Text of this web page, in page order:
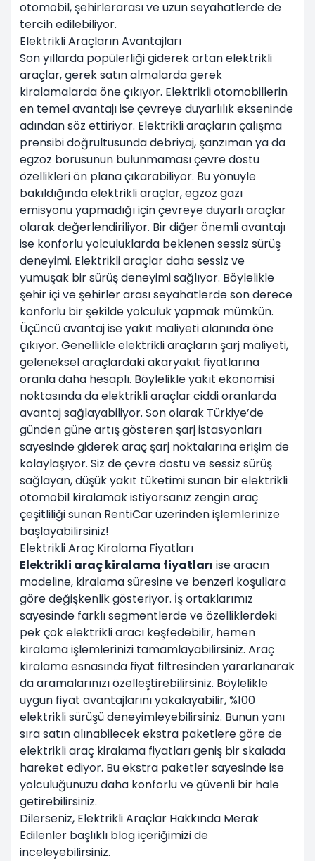
otomobil, şehirlerarası ve uzun seyahatlerde de
tercih edilebiliyor.
Elektrikli Araçların Avantajları
Son yıllarda popülerliği giderek artan elektrikli
araçlar, gerek satın almalarda gerek
kiralamalarda öne çıkıyor. Elektrikli otomobillerin
en temel avantajı ise çevreye duyarlılık ekseninde
adından söz ettiriyor. Elektrikli araçların çalışma
prensibi doğrultusunda debriyaj, şanzıman ya da
egzoz borusunun bulunmaması çevre dostu
özellikleri ön plana çıkarabiliyor. Bu yönüyle
bakıldığında elektrikli araçlar, egzoz gazı
emisyonu yapmadığı için çevreye duyarlı araçlar
olarak değerlendiriliyor. Bir diğer önemli avantajı
ise konforlu yolculuklarda beklenen sessiz sürüş
deneyimi. Elektrikli araçlar daha sessiz ve
yumuşak bir sürüş deneyimi sağlıyor. Böylelikle
şehir içi ve şehirler arası seyahatlerde son derece
konforlu bir şekilde yolculuk yapmak mümkün.
Üçüncü avantaj ise yakıt maliyeti alanında öne
çıkıyor. Genellikle elektrikli araçların şarj maliyeti,
geleneksel araçlardaki akaryakıt fiyatlarına
oranla daha hesaplı. Böylelikle yakıt ekonomisi
noktasında da elektrikli araçlar ciddi oranlarda
avantaj sağlayabiliyor. Son olarak Türkiye’de
günden güne artış gösteren şarj istasyonları
sayesinde giderek araç şarj noktalarına erişim de
kolaylaşıyor. Siz de çevre dostu ve sessiz sürüş
sağlayan, düşük yakıt tüketimi sunan bir elektrikli
otomobil kiralamak istiyorsanız zengin araç
çeşitliliği sunan RentiCarüzerinden işlemlerinize
başlayabilirsiniz!
Elektrikli Araç Kiralama Fiyatları
Elektrikli araç kiralama fiyatları ise aracın
modeline, kiralama süresine ve benzeri koşullara
göre değişkenlik gösteriyor. İş ortaklarımız
sayesinde farklı segmentlerde ve özelliklerdeki
pek çok elektrikli aracı keşfedebilir, hemen
kiralama işlemlerinizi tamamlayabilirsiniz. Araç
kiralama esnasında fiyat filtresinden yararlanarak
da aramalarınızı özelleştirebilirsiniz. Böylelikle
uygun fiyat avantajlarını yakalayabilir, %100
elektrikli sürüşü deneyimleyebilirsiniz. Bunun yanı
sıra satın alınabilecek ekstra paketlere göre de
elektrikli araç kiralama fiyatları geniş bir skalada
hareket ediyor. Bu ekstra paketler sayesinde ise
yolculuğunuzu daha konforlu ve güvenli bir hale
getirebilirsiniz.
Dilerseniz, Elektrikli Araçlar Hakkında Merak
Edilenler başlıklı blog içeriğimizi de
inceleyebilirsiniz.